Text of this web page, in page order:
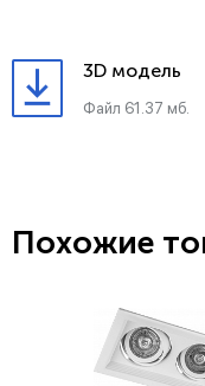
3D модель
Файл 61.37 мб.
Похожие